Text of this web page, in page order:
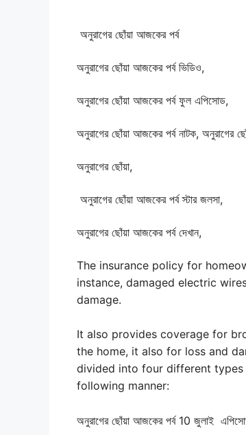
অনুরাগের ছোঁয়া আজকের পর্ব
অনুরাগের ছোঁয়া আজকের পর্ব ভিডিও,
অনুরাগের ছোঁয়া আজকের পর্ব ফুল এপিসোড,
অনুরাগের ছোঁয়া আজকের পর্ব নাটক, অনুরাগের
অনুরাগের ছোঁয়া,
অনুরাগের ছোঁয়া আজকের পর্ব স্টার জলসা,
অনুরাগের ছোঁয়া আজকের পর্ব দেখান,
The insurance policy for
instance, damaged electric
damage.
It also provides coverage for
the home, it also for loss and
divided into four different
following manner:
অনুরাগের ছোঁয়া আজকের পর্ব 10 জুলাই